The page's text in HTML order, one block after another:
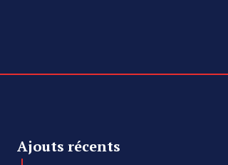
Ajouts récents